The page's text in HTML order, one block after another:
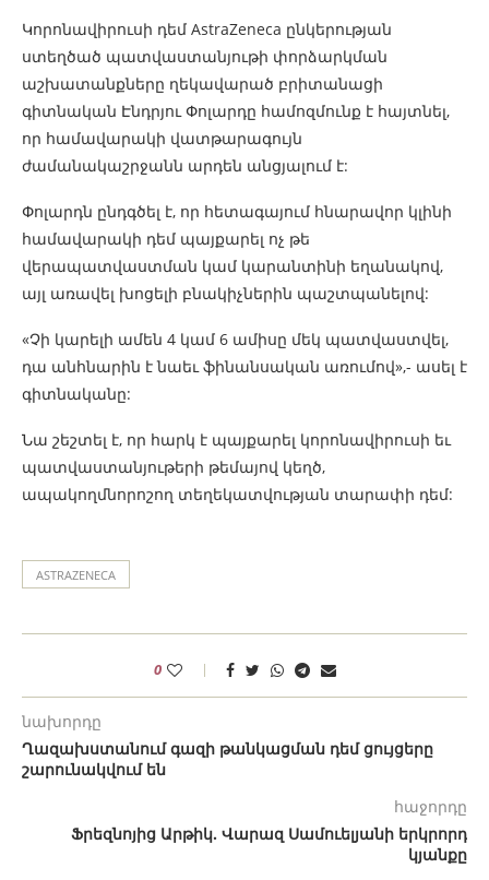
Կորոնավիրուսի դեմ AstraZeneca ընկերության
ստեղծած պատվաստանյութի փորձարկման
աշխատանքները ղեկավարած բրիտանացի
գիտնական Էնդրյու Փոլարդը համոզմունք է հայտնել,
որ համավարակի վատթարագույն
ժամանակաշրջանն արդեն անցյալում է:
Փոլարդն ընդգծել է, որ հետագայում հնարավոր կլինի
համավարակի դեմ պայքարել ոչ թե
վերապատվաստման կամ կարանտինի եղանակով,
այլ առավել խոցելի բնակիչներին պաշտպանելով:
«Չի կարելի ամեն 4 կամ 6 ամիսը մեկ պատվաստվել,
դա անհնարին է նաեւ ֆինանսական առումով»,- ասել է
գիտնականը:
Նա շեշտել է, որ հարկ է պայքարել կորոնավիրուսի եւ
պատվաստանյութերի թեմայով կեղծ,
ապակողմնորոշող տեղեկատվության տարափի դեմ:
ASTRAZENECA
0
նախորդը
Ղազախստանում գազի թանկացման դեմ ցույցերը
շարունակվում են
հաջորդը
Ֆրեզնոյից Արթիկ. Վարազ Սամուելյանի երկրորդ
կյանքը